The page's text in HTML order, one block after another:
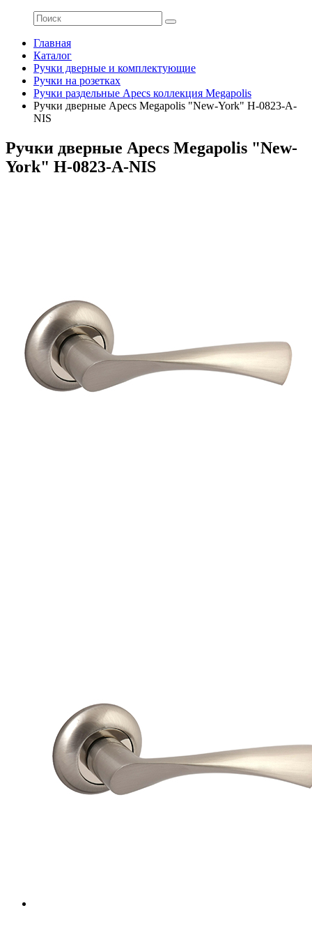
Главная
Каталог
Ручки дверные и комплектующие
Ручки на розетках
Ручки раздельные Apecs коллекция Megapolis
Ручки дверные Apecs Megapolis "New-York" H-0823-A-
NIS
Ручки дверные Apecs Megapolis "New-
York" H-0823-A-NIS